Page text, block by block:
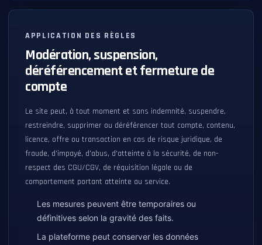
APPLICATION DES RÈGLES
Modération, suspension,
déréférencement et fermeture de
compte
Le site peut, à tout moment et sans indemnité, suspendre,
restreindre, supprimer ou déréférencer tout compte, contenu,
licence, offre ou transaction en cas de risque juridique, de
fraude, d'impayé, d'abus, d'atteinte à la sécurité, de non-
respect des CGU/CGV, de réquisition légale ou de
comportement portant atteinte au service.
Les mesures peuvent être temporaires ou
définitives selon la gravité des faits.
La plateforme peut conserver les données